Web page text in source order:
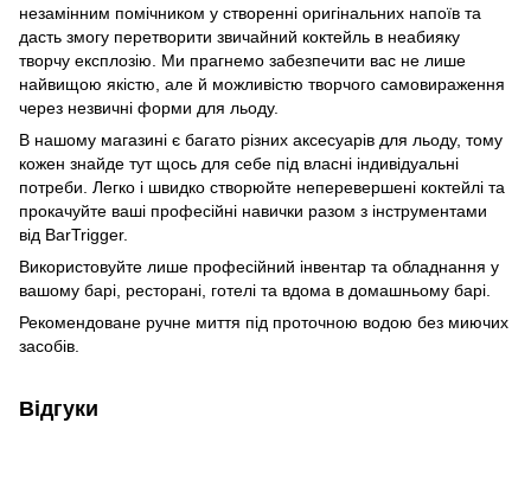
незамінним помічником у створенні оригінальних напоїв та
дасть змогу перетворити звичайний коктейль в неабияку
творчу експлозію. Ми прагнемо забезпечити вас не лише
найвищою якістю, але й можливістю творчого самовираження
через незвичні форми для льоду.
В нашому магазині є багато різних аксесуарів для льоду, тому
кожен знайде тут щось для себе під власні індивідуальні
потреби. Легко і швидко створюйте неперевершені коктейлі та
прокачуйте ваші професійні навички разом з інструментами
від BarTrigger.
Використовуйте лише професійний інвентар та обладнання у
вашому барі, ресторані, готелі та вдома в домашньому барі.
Рекомендоване ручне миття під проточною водою без миючих
засобів.
Відгуки